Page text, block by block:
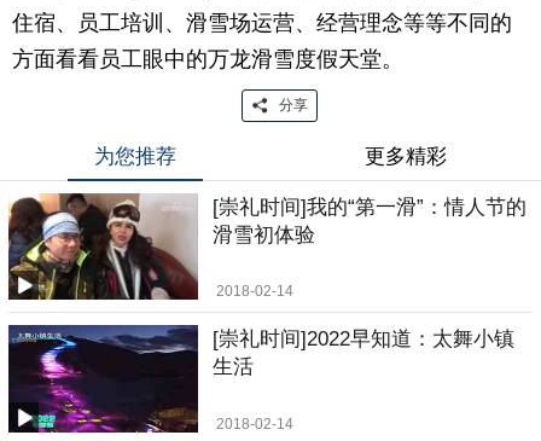
住宿、员工培训、滑雪场运营、经营理念等等不同的
方面看看员工眼中的万龙滑雪度假天堂。
分享
为您推荐 更多精彩
[崇礼时间]我的“第一滑”：情人节的
滑雪初体验
2018-02-14
[崇礼时间]2022早知道：太舞小镇
生活
2018-02-14